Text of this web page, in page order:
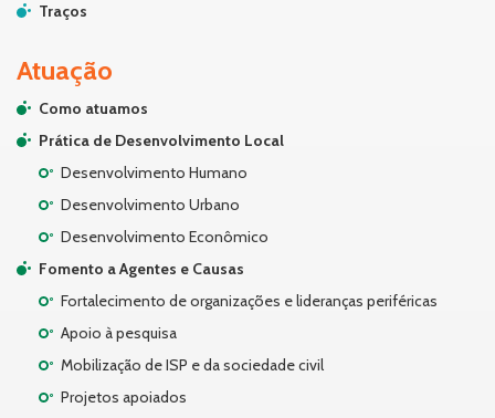
Traços
Atuação
Como atuamos
Prática de Desenvolvimento Local
Desenvolvimento Humano
Desenvolvimento Urbano
Desenvolvimento Econômico
Fomento a Agentes e Causas
Fortalecimento de organizações e lideranças periféricas
Apoio à pesquisa
Mobilização de ISP e da sociedade civil
Projetos apoiados